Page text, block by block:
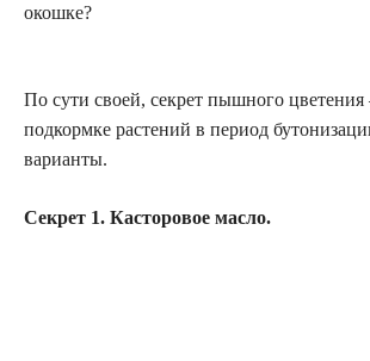
окошке?
По сути своей, секрет пышного цветения
подкормке растений в период
варианты.
Секрет 1. Касторовое масло.